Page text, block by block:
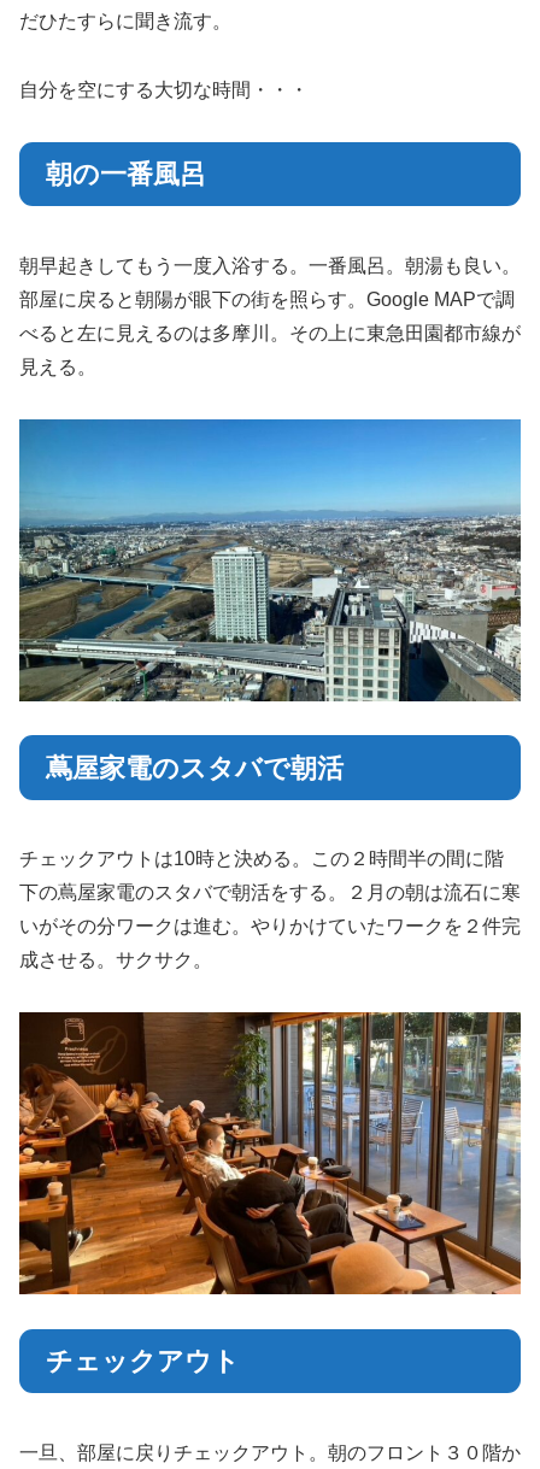
だひたすらに聞き流す。
自分を空にする大切な時間・・・
朝の一番風呂
朝早起きしてもう一度入浴する。一番風呂。朝湯も良い。
部屋に戻ると朝陽が眼下の街を照らす。Google MAPで調
べると左に見えるのは多摩川。その上に東急田園都市線が
見える。
蔦屋家電のスタバで朝活
チェックアウトは10時と決める。この２時間半の間に階
下の蔦屋家電のスタバで朝活をする。２月の朝は流石に寒
いがその分ワークは進む。やりかけていたワークを２件完
成させる。サクサク。
チェックアウト
一旦、部屋に戻りチェックアウト。朝のフロント３０階か